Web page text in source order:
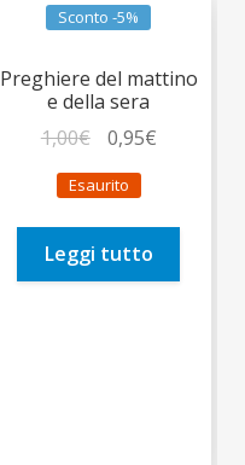
Sconto -5%
Preghiere del mattino
e della sera
1,00€
prezzo
originale
era:
1,00€.
0,95€Il
è:
Esaurito
Leggi tutto